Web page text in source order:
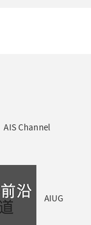
AIS Channel
AIUG